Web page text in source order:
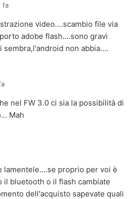
fa
video....scambio file via
adobe flash....sono gravi
sembra,l'android non abbia....
nel FW 3.0 ci sia la possibilità di
Mah
lamentele....se proprio per voi è
il bluetooth o il flash cambiate
dell'acquisto sapevate quali